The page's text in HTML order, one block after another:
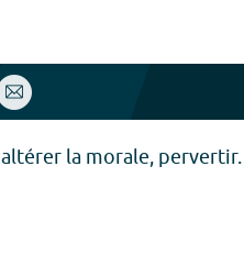
altérer la morale, pervertir.